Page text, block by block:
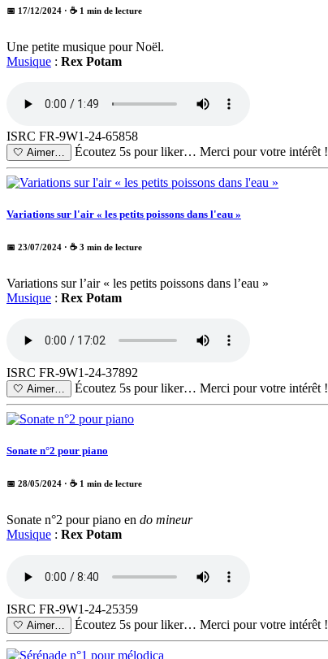
📅 17/12/2024 · ☕ 1 min de lecture
Une petite musique pour Noël.
Musique : Rex Potam
ISRC FR-9W1-24-65858
🤍 Aimer… Écoutez 5s pour liker… Merci pour votre intérêt !
Variations sur l'air « les petits poissons dans l'eau »
📅 23/07/2024 · ☕ 3 min de lecture
Variations sur l’air « les petits poissons dans l’eau »
Musique : Rex Potam
ISRC FR-9W1-24-37892
🤍 Aimer… Écoutez 5s pour liker… Merci pour votre intérêt !
Sonate n°2 pour piano
📅 28/05/2024 · ☕ 1 min de lecture
Sonate n°2 pour piano en do mineur
Musique : Rex Potam
ISRC FR-9W1-24-25359
🤍 Aimer… Écoutez 5s pour liker… Merci pour votre intérêt !